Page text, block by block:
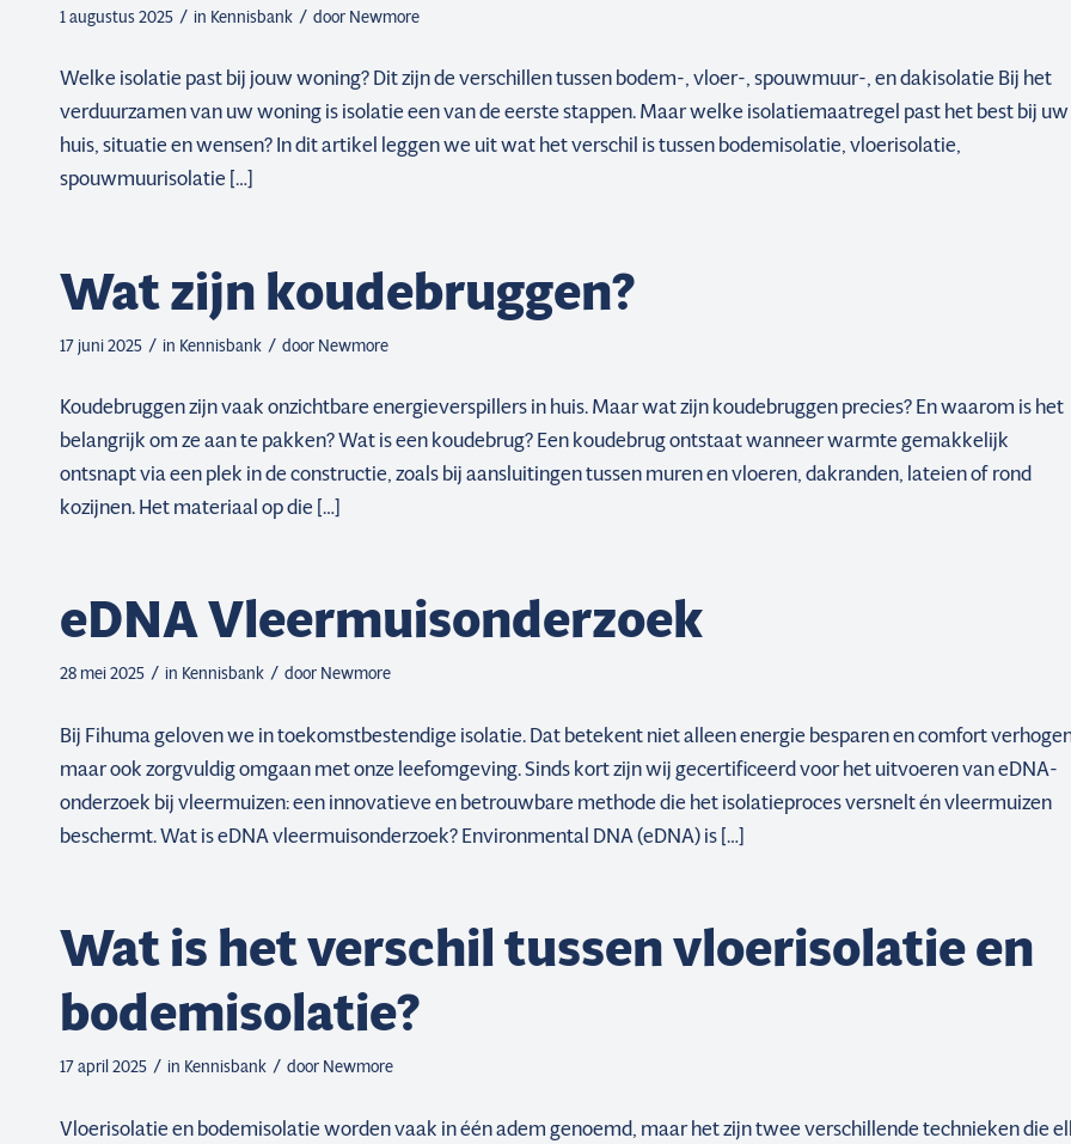
1 augustus 2025 / in Kennisbank / door Newmore
Welke isolatie past bij jouw woning? Dit zijn de verschillen tussen bodem-, vloer-, spouwmuur-, en dakisolatie Bij het
verduurzamen van uw woning is isolatie een van de eerste stappen. Maar welke isolatiemaatregel past het best bij uw
huis, situatie en wensen? In dit artikel leggen we uit wat het verschil is tussen bodemisolatie, vloerisolatie,
spouwmuurisolatie […]
Wat zijn koudebruggen?
17 juni 2025 / in Kennisbank / door Newmore
Koudebruggen zijn vaak onzichtbare energieverspillers in huis. Maar wat zijn koudebruggen precies? En waarom is het
belangrijk om ze aan te pakken? Wat is een koudebrug? Een koudebrug ontstaat wanneer warmte gemakkelijk
ontsnapt via een plek in de constructie, zoals bij aansluitingen tussen muren en vloeren, dakranden, lateien of rond
kozijnen. Het materiaal op die […]
eDNA Vleermuisonderzoek
28 mei 2025 / in Kennisbank / door Newmore
Bij Fihuma geloven we in toekomstbestendige isolatie. Dat betekent niet alleen energie besparen en comfort
maar ook zorgvuldig omgaan met onze leefomgeving. Sinds kort zijn wij gecertificeerd voor het uitvoeren van eDNA-
onderzoek bij vleermuizen: een innovatieve en betrouwbare methode die het isolatieproces versnelt én vleermuizen
beschermt. Wat is eDNA vleermuisonderzoek? Environmental DNA (eDNA) is […]
Wat is het verschil tussen vloerisolatie en
bodemisolatie?
17 april 2025 / in Kennisbank / door Newmore
Vloerisolatie en bodemisolatie worden vaak in één adem genoemd, maar het zijn twee verschillende technieken die